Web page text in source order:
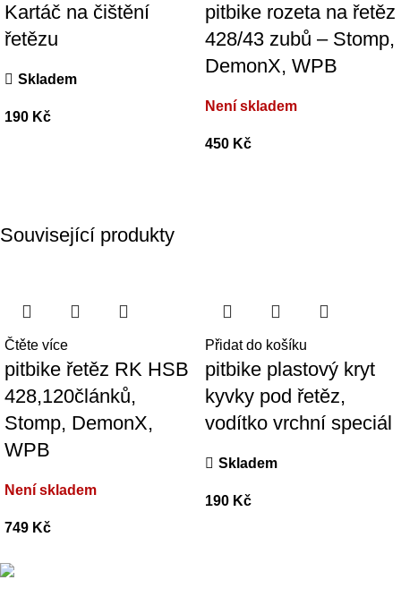
Kartáč na čištění
řetězu
Skladem
190 Kč
pitbike rozeta na řetěz
428/43 zubů – Stomp,
DemonX, WPB
Není skladem
450 Kč
Související produkty
Čtěte více
pitbike řetěz RK HSB
428,120článků,
Stomp, DemonX,
WPB
Není skladem
749 Kč
Přidat do košíku
pitbike plastový kryt
kyvky pod řetěz,
vodítko vrchní speciál
Skladem
190 Kč